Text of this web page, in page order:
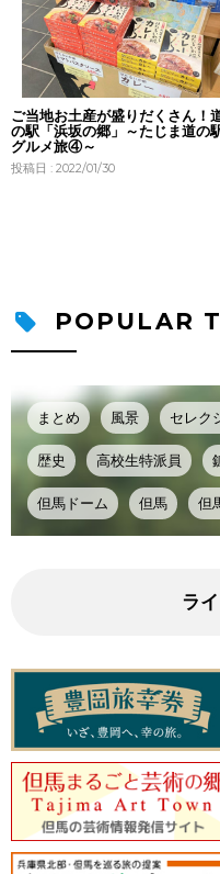
ご当地お土産が盛りだくさん！
の駅「浜坂の郷」～たじま道の
グルメ旅④～
投稿日 : 2022/01/30
POPULAR
まとめ 風景 セレク
歴史 高校生特派員
但馬ドーム 但馬 但
ラ